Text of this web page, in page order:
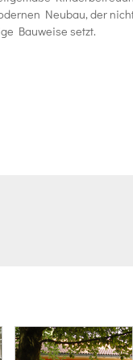
Neubau, der
Bauweise setzt.